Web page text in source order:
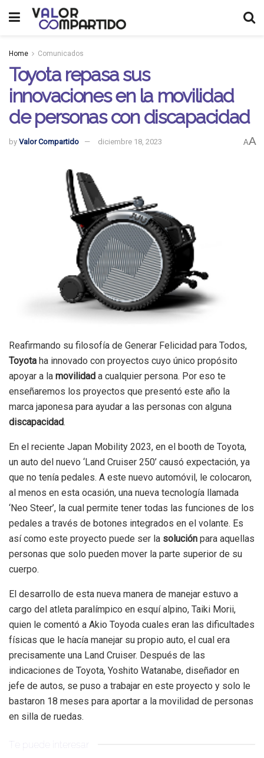
Home Comunicados
Toyota repasa sus
innovaciones en la movilidad
de personas con discapacidad
by Valor Compartido diciembre 18, 2023 AA
Reafirmando su filosofía de Generar Felicidad para Todos,
Toyota ha innovado con proyectos cuyo único propósito
apoyar a la movilidad a cualquier persona. Por eso te
enseñaremos los proyectos que presentó este año la
marca japonesa para ayudar a las personas con alguna
discapacidad.
En el reciente Japan Mobility 2023, en el booth de Toyota,
un auto del nuevo ‘Land Cruiser 250’ causó expectación, ya
que no tenía pedales. A este nuevo automóvil, le colocaron,
al menos en esta ocasión, una nueva tecnología llamada
‘Neo Steer’, la cual permite tener todas las funciones de los
pedales a través de botones integrados en el volante. Es
así como este proyecto puede ser la solución para aquellas
personas que solo pueden mover la parte superior de su
cuerpo.
El desarrollo de esta nueva manera de manejar estuvo a
cargo del atleta paralímpico en esquí alpino, Taiki Morii,
quien le comentó a Akio Toyoda cuales eran las dificultades
físicas que le hacía manejar su propio auto, el cual era
precisamente una Land Cruiser. Después de las
indicaciones de Toyota, Yoshito Watanabe, diseñador en
jefe de autos, se puso a trabajar en este proyecto y solo le
bastaron 18 meses para aportar a la movilidad de personas
en silla de ruedas.
Te puede interesar